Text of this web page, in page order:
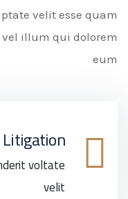
velit esse quam
illum qui dolorem
eum
Litigation
voltate
velit